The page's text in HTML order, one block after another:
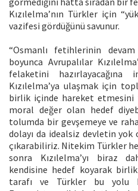
Kızılelma’nın Türkler için
vazifesi gördüğünü savunur.
“Osmanlı fetihlerinin
boyunca Avrupalılar
felaketini hazırlayacağına
Kızılelma’ya ulaşmak için
birlik içinde hareket
moral değer olan hedef
tolumda bir gevşemeye ve
dolayı da idealsiz devletin yok
çıkarabiliriz. Nitekim Türkler
sonra Kızılelma’yı biraz
kendisine hedef koyarak
tarafı ve Türkler bu yolu